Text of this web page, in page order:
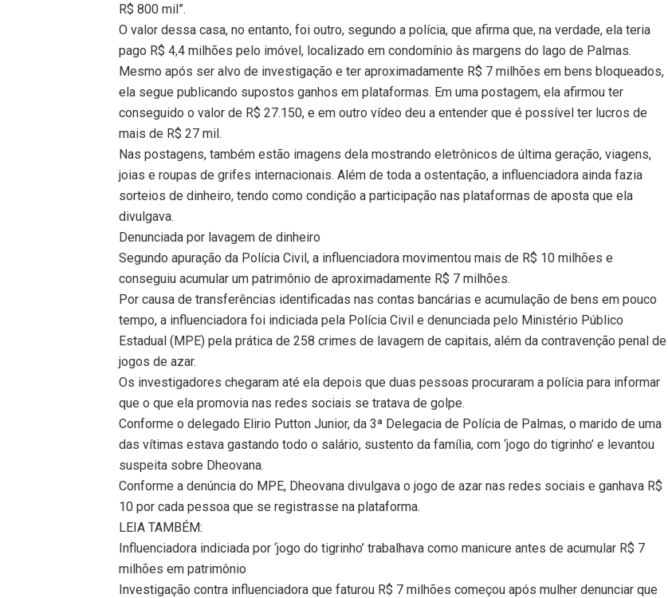
R$ 800 mil”.
O valor dessa casa, no entanto, foi outro, segundo a polícia, que afirma que, na verdade, ela teria
pago R$ 4,4 milhões pelo imóvel, localizado em condomínio às margens do lago de Palmas.
Mesmo após ser alvo de investigação e ter aproximadamente R$ 7 milhões em bens bloqueados,
ela segue publicando supostos ganhos em plataformas. Em uma postagem, ela afirmou ter
conseguido o valor de R$ 27.150, e em outro vídeo deu a entender que é possível ter lucros de
mais de R$ 27 mil.
Nas postagens, também estão imagens dela mostrando eletrônicos de última geração, viagens,
joias e roupas de grifes internacionais. Além de toda a ostentação, a influenciadora ainda fazia
sorteios de dinheiro, tendo como condição a participação nas plataformas de aposta que ela
divulgava.
Denunciada por lavagem de dinheiro
Segundo apuração da Polícia Civil, a influenciadora movimentou mais de R$ 10 milhões e
conseguiu acumular um patrimônio de aproximadamente R$ 7 milhões.
Por causa de transferências identificadas nas contas bancárias e acumulação de bens em pouco
tempo, a influenciadora foi indiciada pela Polícia Civil e denunciada pelo Ministério Público
Estadual (MPE) pela prática de 258 crimes de lavagem de capitais, além da contravenção penal de
jogos de azar.
Os investigadores chegaram até ela depois que duas pessoas procuraram a polícia para informar
que o que ela promovia nas redes sociais se tratava de golpe.
Conforme o delegado Elirio Putton Junior, da 3ª Delegacia de Polícia de Palmas, o marido de uma
das vítimas estava gastando todo o salário, sustento da família, com ‘jogo do tigrinho’ e levantou
suspeita sobre Dheovana.
Conforme a denúncia do MPE, Dheovana divulgava o jogo de azar nas redes sociais e ganhava R$
10 por cada pessoa que se registrasse na plataforma.
LEIA TAMBÉM:
Influenciadora indiciada por ‘jogo do tigrinho’ trabalhava como manicure antes de acumular R$ 7
milhões em patrimônio
Investigação contra influenciadora que faturou R$ 7 milhões começou após mulher denunciar que